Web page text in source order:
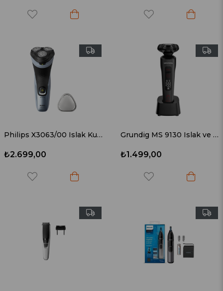
Philips X3063/00 Islak Kuru Tıraş Makinesi Siyah
₺2.699,00
Grundig MS 9130 Islak ve Kuru Tıraş Makinesi
₺1.499,00